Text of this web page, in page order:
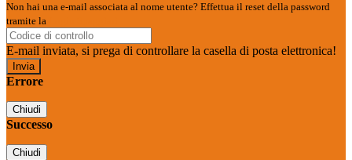
Non hai una e-mail associata al nome utente? Effettua il reset della password
tramite la
E-mail inviata, si prega di controllare la casella di posta elettronica!
Errore
Chiudi
Successo
Chiudi